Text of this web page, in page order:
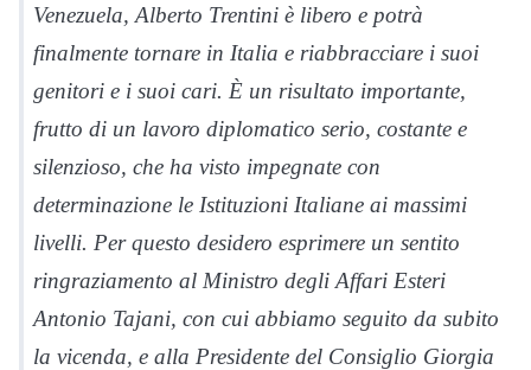
Venezuela, Alberto Trentini è libero e potrà
finalmente tornare in Italia e riabbracciare i suoi
genitori e i suoi cari. È un risultato importante,
frutto di un lavoro diplomatico serio, costante e
silenzioso, che ha visto impegnate con
determinazione le Istituzioni Italiane ai massimi
livelli. Per questo desidero esprimere un sentito
ringraziamento al Ministro degli Affari Esteri
Antonio Tajani, con cui abbiamo seguito da subito
la vicenda, e alla Presidente del Consiglio Giorgia